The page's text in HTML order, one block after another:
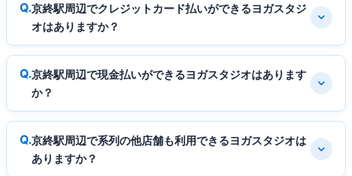
京終駅周辺でクレジットカード払いができるヨガスタジ
オはありますか？
京終駅周辺で現金払いができるヨガスタジオはあります
か？
京終駅周辺で系列の他店舗も利用できるヨガスタジオは
ありますか？